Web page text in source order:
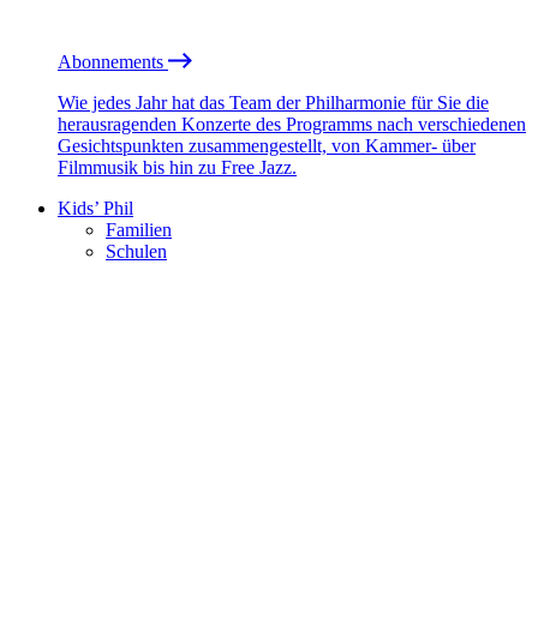
Abonnements
Wie jedes Jahr hat das Team der Philharmonie für Sie die
herausragenden Konzerte des Programms nach verschiedenen
Gesichtspunkten zusammengestellt, von Kammer- über
Filmmusik bis hin zu Free Jazz.
Kids’ Phil
Familien
Schulen